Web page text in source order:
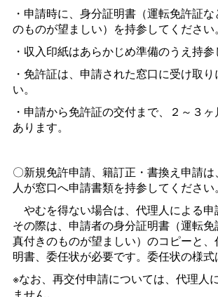
・申請時に、身分証明書（運転免許証
のものが望ましい）を持参してください。
・収入印紙はあらかじめ準備のうえ持参
・免許証は、申請された窓口に受け取
い。
・申請から免許証の交付まで、２～３
あります。
〇新規免許申請、籍訂正・書換え申請
人が窓口へ申請書類を持参してください。
やむを得ない場合は、代理人による申
その際は、申請者の身分証明書（運転
真付きのものが望ましい）のコピーと
明書、委任状が必要です。委任状の様式
※なお、再交付申請については、代理人